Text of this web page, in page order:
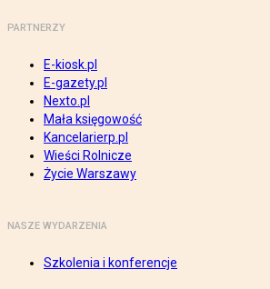
PARTNERZY
E-kiosk.pl
E-gazety.pl
Nexto.pl
Mała księgowość
Kancelarierp.pl
Wieści Rolnicze
Życie Warszawy
NASZE WYDARZENIA
Szkolenia i konferencje